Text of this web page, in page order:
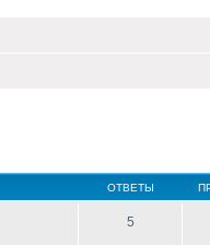
ОТВЕТЫ
5